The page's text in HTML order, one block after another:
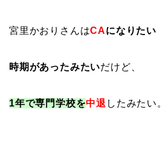
宮里かおりさんはCAになりたい
時期があったみたいだけど、
1年で専門学校を中退 したみたい。